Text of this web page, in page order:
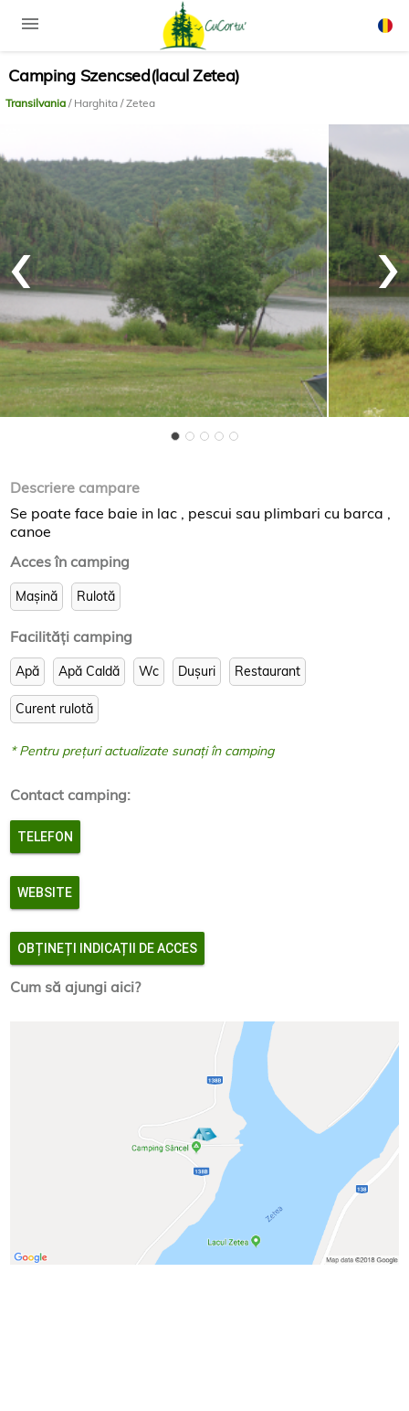
menu
Camping Szencsed(lacul Zetea)
Transilvania/ Harghita / Zetea
‹ ›
Descriere campare
Se poate face baie in lac , pescui sau plimbari cu barca ,
canoe
Acces în camping
Mașină Rulotă
Facilităţi camping
Apă Apă Caldă Wc Dușuri Restaurant
Curent rulotă
* Pentru prețuri actualizate sunați în camping
Contact camping:
TELEFON
WEBSITE
OBȚINEȚI INDICAȚII DE ACCES
Cum să ajungi aici?